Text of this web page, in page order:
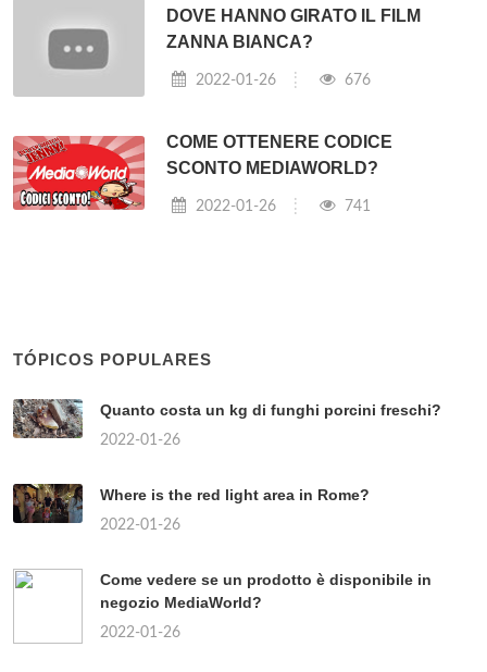
DOVE HANNO GIRATO IL FILM
ZANNA BIANCA?
2022-01-26 676
COME OTTENERE CODICE
SCONTO MEDIAWORLD?
2022-01-26 741
TÓPICOS POPULARES
Quanto costa un kg di funghi porcini freschi?
2022-01-26
Where is the red light area in Rome?
2022-01-26
Come vedere se un prodotto è disponibile in
negozio MediaWorld?
2022-01-26